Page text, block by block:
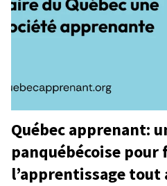
Québec apprenant:
panquébécoise pour
l’apprentissage tout